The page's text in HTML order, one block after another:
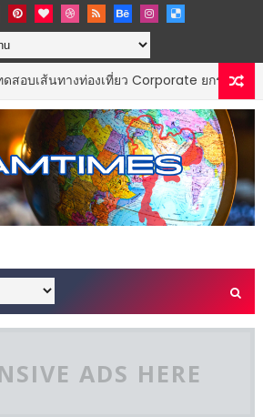
งเที่ยว Corporate ยกระดับภาคตะวันออกสู่
ADS HERE